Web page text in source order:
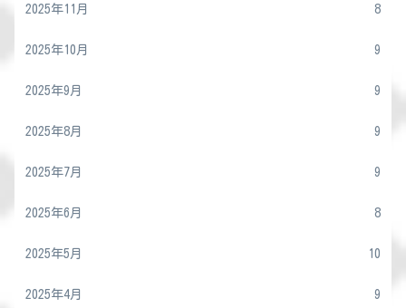
2025年11月 8
2025年10月 9
2025年9月 9
2025年8月 9
2025年7月 9
2025年6月 8
2025年5月 10
2025年4月 9